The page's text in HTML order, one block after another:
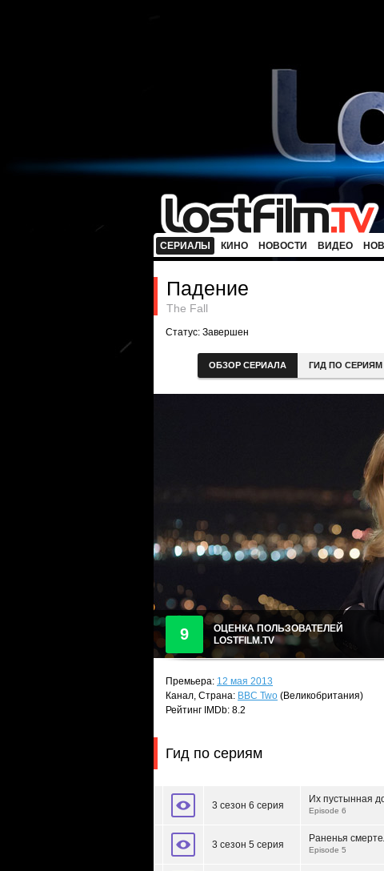
СЕРИАЛЫ КИНО НОВОСТИ ВИДЕО
Падение
The Fall
Статус: Завершен
ОБЗОР СЕРИАЛА ГИД ПО СЕРИЯМ
9
ОЦЕНКА ПОЛЬЗОВАТЕЛЕЙ
LOSTFILM.TV
Премьера: 12 мая 2013
Канал, Страна: BBC Two (Великобритания)
Рейтинг IMDb: 8.2
Гид по сериям
3 сезон 6 серия
Их пустынная
Episode 6
3 сезон 5 серия
Раненья
Episode 5